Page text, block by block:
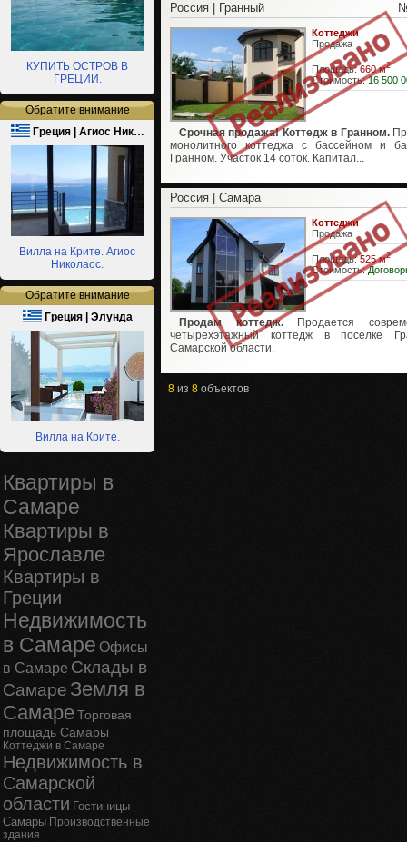
КУПИТЬ ОСТРОВ В
ГРЕЦИИ.
Обратите внимание
Греция | Агиос Ник…
Вилла на Крите. Агиос
Николаос.
Обратите внимание
Греция | Элунда
Вилла на Крите.
Квартиры в
Самаре
Квартиры в
Ярославле
Квартиры в
Греции
Недвижимость
в Самаре Офисы
в Самаре Склады в
Самаре Земля в
Самаре Торговая
площадь Самары
Коттеджи в Самаре
Недвижимость в
Самарской
области Гостиницы
Самары Производственные
здания
Россия | Гранный
Коттеджи
Продажа
Площадь:660 м2
Стоимость: 16 500
Срочная продажа! Коттедж в Гранном.
монолитного коттеджа с бассейном и
Гранном. Участок 14 соток. Капитал...
Россия | Самара
Коттеджи
Продажа
Площадь:525 м2
Стоимость:
Продам коттедж.Продается
четырехэтажный коттедж в поселке
Самарской области.
8 из 8 объектов